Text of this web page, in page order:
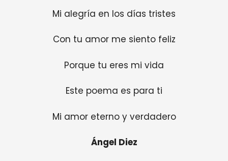
Mi alegría en los días tristes
Con tu amor me siento feliz
Porque tu eres mi vida
Este poema es para ti
Mi amor eterno y verdadero
Ángel Diez